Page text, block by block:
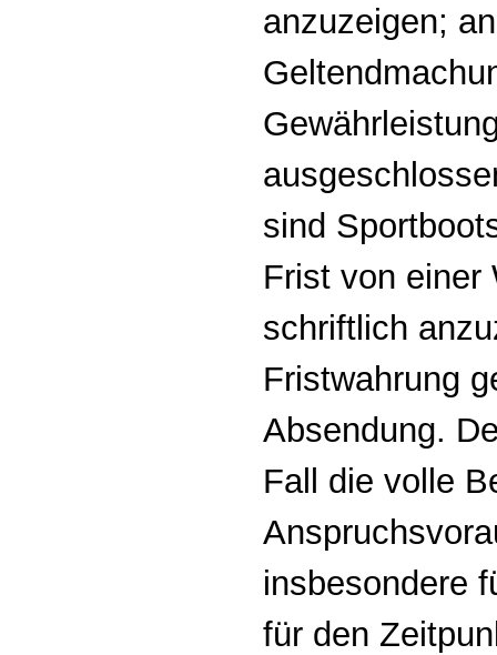
anzuzeigen;
sind
Frist von einer
schriftlich
Fristwahrung
Absendung.
Fall die volle
insbesondere
für den